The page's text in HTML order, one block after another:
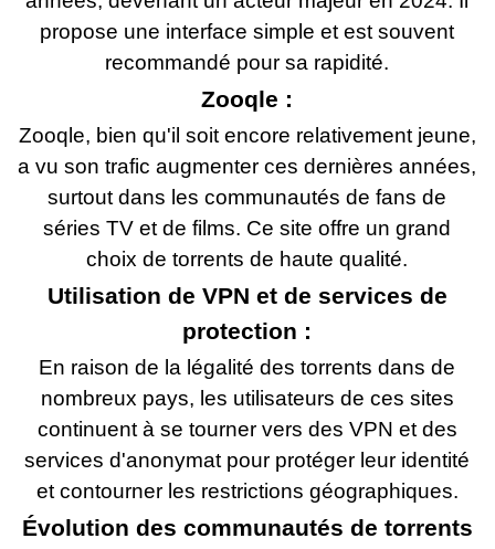
propose une interface simple et est souvent
recommandé pour sa rapidité.
Zooqle :
Zooqle, bien qu'il soit encore relativement jeune,
a vu son trafic augmenter ces dernières années,
surtout dans les communautés de fans de
séries TV et de films. Ce site offre un grand
choix de torrents de haute qualité.
Utilisation de VPN et de services de
protection :
En raison de la légalité des torrents dans de
nombreux pays, les utilisateurs de ces sites
continuent à se tourner vers des VPN et des
services d'anonymat pour protéger leur identité
et contourner les restrictions géographiques.
Évolution des communautés de torrents